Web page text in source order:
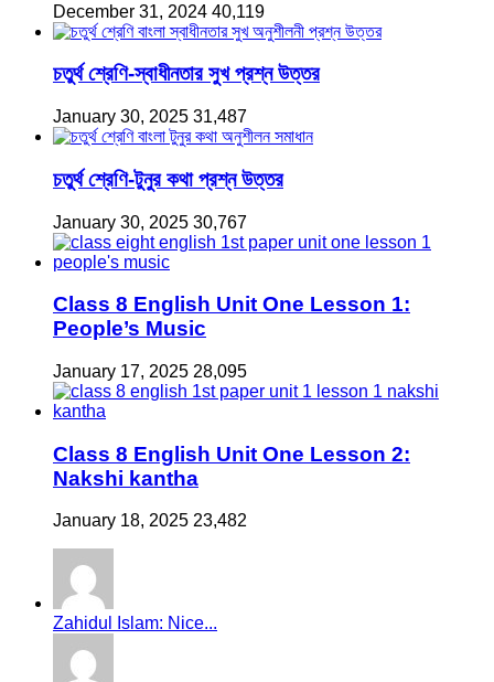
December 31, 2024 40,119
চতুর্থ শ্রেণি-স্বাধীনতার সুখ প্রশ্ন উত্তর
January 30, 2025 31,487
চতুর্থ শ্রেণি-টুনুর কথা প্রশ্ন উত্তর
January 30, 2025 30,767
Class 8 English Unit One Lesson 1:
People’s Music
January 17, 2025 28,095
Class 8 English Unit One Lesson 2:
Nakshi kantha
January 18, 2025 23,482
Zahidul Islam: Nice...